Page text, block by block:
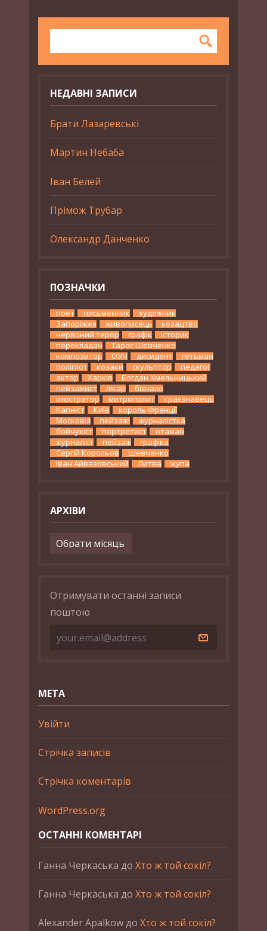
НЕДАВНІ ЗАПИСИ
Брати Лазаревські
Мартин Небаба
Іван Белей
Прімож Трубар
Олександр Данченко
ПОЗНАЧКИ
поет письменник
художник
Запоріжжя
живописець
козацтво
червоний терор
графік
історик
перекладач
Тарас Шевченко
композитор
ОУН дисидент
гетьман
поліглот
козаки скульптор
педагог
актор
Харків
Богдан Хмельницький
пейзажист
лікар
бієнале
ілюстратор
митрополит
краєзнавець
Капніст
Київ
король Франції
Московія
пейзажі
журналістка
бойчукіст
портретист
отаман
журналіст
пейзаж
графіка
Сергій Корольов
Шевченко
Іван Айвазовський
Литва жупа
АРХІВИ
Архіви
Отримувати останні записи
поштою
МЕТА
Увійти
Стрічка записів
Стрічка коментарів
WordPress.org
ОСТАННІ КОМЕНТАРІ
Ганна Черкаська до Хто ж той сокіл?
Ганна Черкаська до Хто ж той сокіл?
Alexander Apalkowдо Хто ж той сокіл?